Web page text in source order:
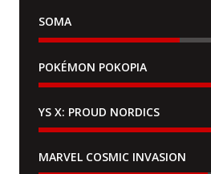
SOMA
POKÉMON POKOPIA
YS X: PROUD NORDICS
MARVEL COSMIC INVASION